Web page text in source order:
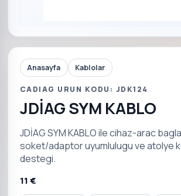
Anasayfa Kablolar
CADIAG URUN KODU: JDK124
JDİAG SYM KABLO
JDİAG SYM KABLO ile cihaz-arac
soket/adaptor uyumlulugu ve atolye
destegi.
11 €